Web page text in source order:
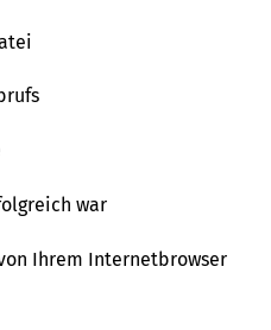
war
Ihrem Internetbrowser